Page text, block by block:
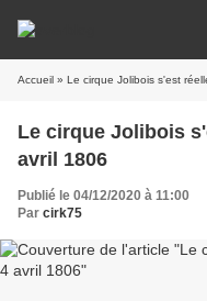
Accueil » Le cirque Jolibois s'est
Le cirque Jolibois
avril 1806
Publié le 04/12/2020 à 11:00
Par cirk75